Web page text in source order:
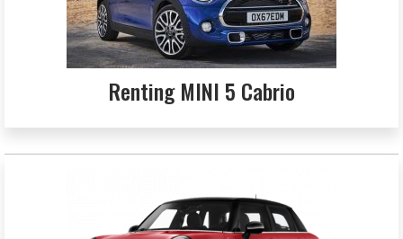
Renting MINI 5 Cabrio